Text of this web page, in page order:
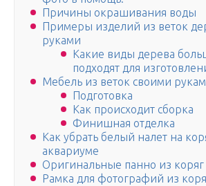
Причины окрашивания воды
Примеры изделий из веток
руками
Какие виды дерева
подходят для
Мебель из веток своими
Подготовка
Как происходит сборка
Финишная отделка
Как убрать белый налет на
аквариуме
Оригинальные панно из коряг
Рамка для фотографий из